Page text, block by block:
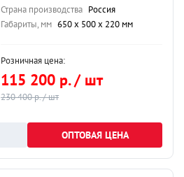
Страна производства Россия
Габариты, мм 650 х 500 х 220 мм
Розничная цена:
115 200 р. / шт
230 400 р. / шт
ОПТОВАЯ ЦЕНА